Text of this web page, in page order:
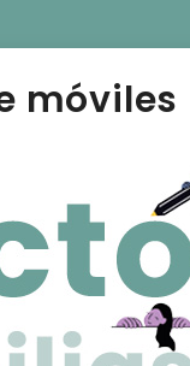
móviles